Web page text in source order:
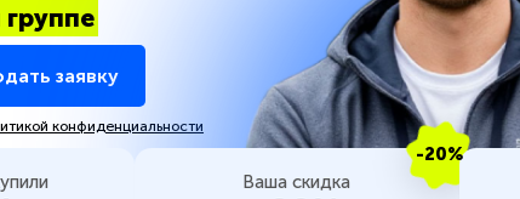
заявку
конфиденциальности
-20%
Ваша скидка